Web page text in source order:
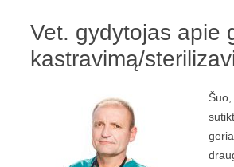
Vet. gydytojas apie
kastravimą/